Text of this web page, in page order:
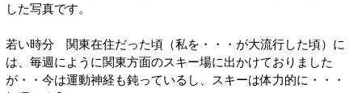
した写真です。
若い時分 関東在住だった頃（私を・・・が大流行した頃）に
は、毎週にように関東方面のスキー場に出かけておりました
が・・今は運動神経も鈍っているし、スキーは体力的に・・・